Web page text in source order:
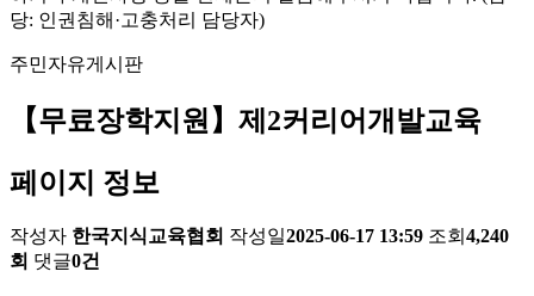
당: 인권침해·고충처리 담당자)
주민자유게시판
【무료장학지원】제2커리어개발교육
페이지 정보
작성자 한국지식교육협회 작성일2025-06-17 13:59 조회 4,240
회 댓글0건